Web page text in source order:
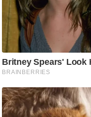
स्टा
क्नॉ
लॉ
जी
ब्यू
टी